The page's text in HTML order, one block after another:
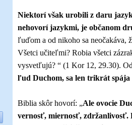
Niektorí však urobili z daru
nehovorí jazykmi, je občanom
ľuďom a od nikoho sa neočakáva,
Všetci učiteľmi? Robia všetci
vysvetľujú? “ (1 Kor 12, 29.30).
ľud Duchom, sa len trikrát spája
Biblia skôr hovorí: „Ale ovocie
vernosť, miernosť, zdržanlivosť.